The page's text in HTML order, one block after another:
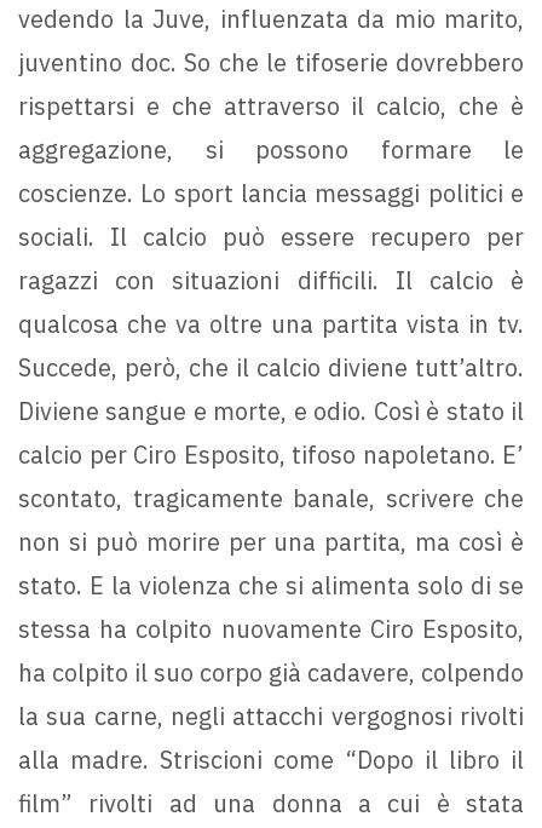
vedendo la Juve, influenzata da mio marito,
juventino doc. So che le tifoserie dovrebbero
rispettarsi e che attraverso il calcio, che è
aggregazione, si possono formare le
coscienze. Lo sport lancia messaggi politici e
sociali. Il calcio può essere recupero per
ragazzi con situazioni difficili. Il calcio è
qualcosa che va oltre una partita vista in tv.
Succede, però, che il calcio diviene tutt’altro.
Diviene sangue e morte, e odio. Così è stato il
calcio per Ciro Esposito, tifoso napoletano. E’
scontato, tragicamente banale, scrivere che
non si può morire per una partita, ma così è
stato. E la violenza che si alimenta solo di se
stessa ha colpito nuovamente Ciro Esposito,
ha colpito il suo corpo già cadavere, colpendo
la sua carne, negli attacchi vergognosi rivolti
alla madre. Striscioni come “Dopo il libro il
film” rivolti ad una donna a cui è stata